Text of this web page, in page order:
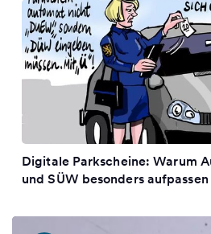
Digitale Parkscheine: Warum
und SÜW besonders aufpassen